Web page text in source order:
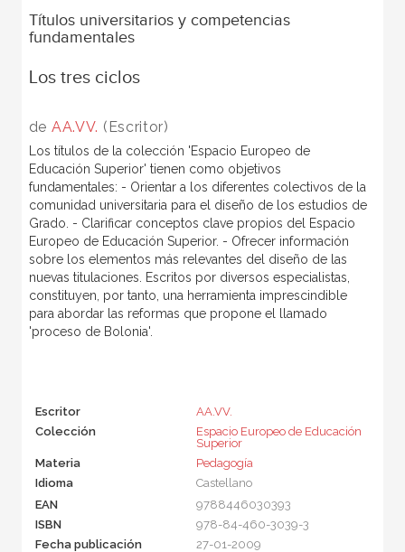
Títulos universitarios y competencias
fundamentales
Los tres ciclos
de AA.VV. (Escritor)
Los títulos de la colección 'Espacio Europeo de
Educación Superior' tienen como objetivos
fundamentales: - Orientar a los diferentes colectivos de la
comunidad universitaria para el diseño de los estudios de
Grado. - Clarificar conceptos clave propios del Espacio
Europeo de Educación Superior. - Ofrecer información
sobre los elementos más relevantes del diseño de las
nuevas titulaciones. Escritos por diversos especialistas,
constituyen, por tanto, una herramienta imprescindible
para abordar las reformas que propone el llamado
'proceso de Bolonia'.
Escritor
AA.VV.
Colección
Espacio Europeo de Educación
Superior
Materia
Pedagogía
Idioma
Castellano
EAN
9788446030393
ISBN
978-84-460-3039-3
Fecha publicación
27-01-2009